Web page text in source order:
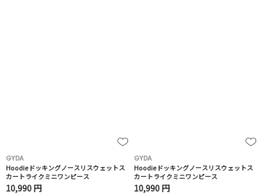
GYDA
Hoodieドッキングノースリスウェットス
カートライクミニワンピース
10,990 円
GYDA
Hoodieドッキングノースリスウェットス
カートライクミニワンピース
10,990 円